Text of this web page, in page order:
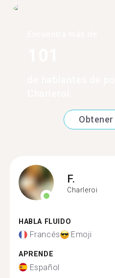
Obtener
F.
Charleroi
HABLA FLUIDO
Francés Emoji
APRENDE
Español